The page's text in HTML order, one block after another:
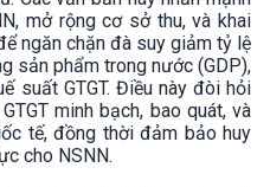
mở rộng cơ sở thu, và khai
ngăn chặn đà suy giảm tỷ lệ
sản phẩm trong nước (GDP),
suất GTGT. Điều này đòi hỏi
minh bạch, bao quát, và
tế, đồng thời đảm bảo huy
cho NSNN.